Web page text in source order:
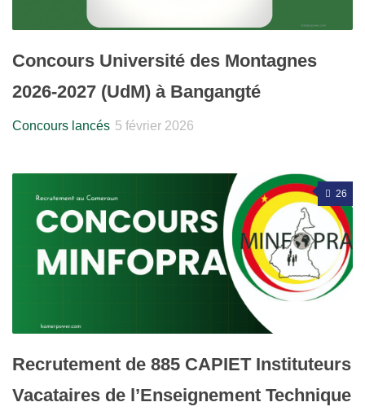
Concours Université des Montagnes
2026-2027 (UdM) à Bangangté
Concours lancés 5 février 2026
26
Recrutement de 885 CAPIET Instituteurs
Vacataires de l’Enseignement Technique